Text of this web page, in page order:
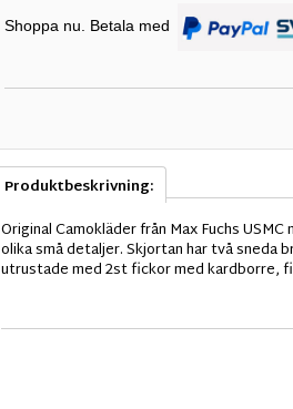
Shoppa nu. Betala med
Produktbeskrivning:
Original Camokläder från Max Fuchs
olika små detaljer. Skjortan har två sneda
utrustade med 2st fickor med kardborre,